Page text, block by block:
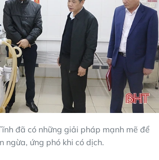
đã có những giải pháp mạnh mẽ để
ngừa, ứng phó khi có dịch.